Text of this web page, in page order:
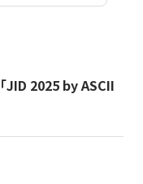
JID 2025 by ASCII